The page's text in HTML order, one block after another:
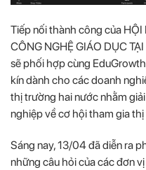
Tiếp nối thành công của
CÔNG NGHỆ GIÁO DỤC
sẽ phối hợp cùng
kín dành cho các doanh
thị trường hai nước nhằm
nghiệp về cơ hội tham gia
Sáng nay, 13/04 đã diễn ra
những câu hỏi của các đơn